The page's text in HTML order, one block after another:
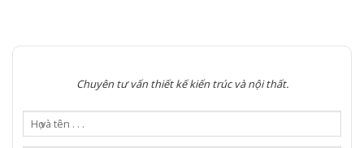
Chuyên tư vấn thiết kế kiến trúc và nội thất.